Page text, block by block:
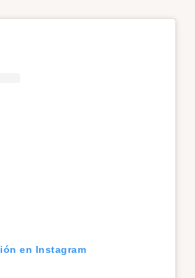
en Instagram